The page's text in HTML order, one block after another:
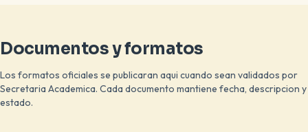
Documentos y formatos
Los formatos oficiales se publicaran aqui cuando sean validados por
Secretaria Academica. Cada documento mantiene fecha, descripcion y
estado.